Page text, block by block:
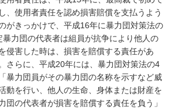
、使用者責任を認め損害賠償を支払うよう
がきっかけで、平成16年に暴力団対策法の
力団の代表者は組員が抗争により他人の
侵害した時は、損害を賠償する責任があ
さらに、平成20年には、暴力団対策法の4
暴力団員がその暴力団の名称を示すなど威
動を行い、他人の生命、身体または財産を
団の代表者が損害を賠償する責任を負う」